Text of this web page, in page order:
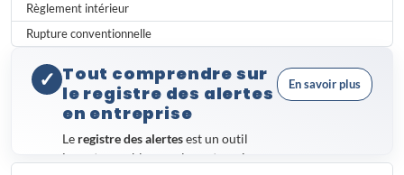
Règlement intérieur
Rupture conventionnelle
✓ Tout comprendre sur
le registre des alertes
en entreprise
Le registre des alertesest un outil
incontournable pour les entreprises
En savoir plus